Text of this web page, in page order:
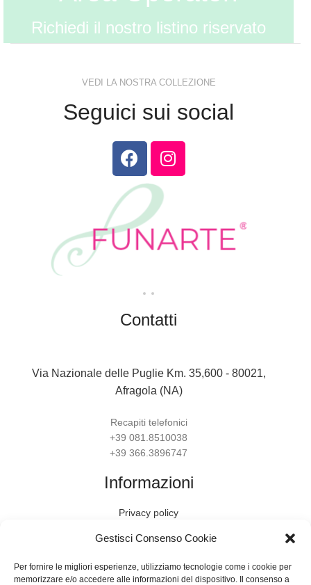
Gestisci Consenso Cookie
Per fornire le migliori esperienze, utilizziamo tecnologie come i cookie per
memorizzare e/o accedere alle informazioni del dispositivo. Il consenso a
Richiedi il nostro listino riservato
VEDI LA NOSTRA COLLEZIONE
Seguici sui social
Contatti
Via Nazionale delle Puglie Km. 35,600 - 80021,
Afragola (NA)
Recapiti telefonici
+39 081.8510038
+39 366.3896747
Informazioni
Privacy policy
Termini e condizioni
Condizioni di recesso